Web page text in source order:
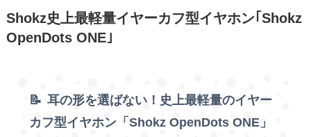
Shokz史上最軽量イヤーカフ型イヤホン｢Shokz
OpenDots ONE｣
耳の形を選ばない！史上最軽量のイヤー
カフ型イヤホン「Shokz OpenDots ONE」